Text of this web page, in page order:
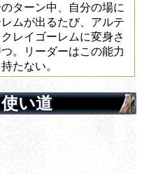
ターン中、自分の場に
ムが出るたび、アルテ
レイゴーレムに変身さ
。リーダーはこの能力
たない。
い道